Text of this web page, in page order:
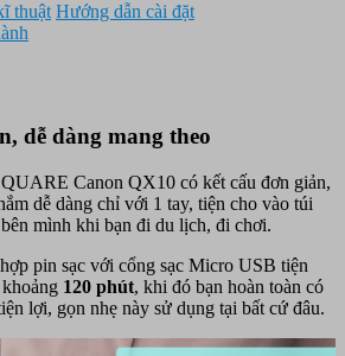
thuật Hướng dẫn cài đặt
dễ dàng mang theo
Canon QX10 có kết cấu đơn giản,
dễ dàng chỉ với 1 tay, tiện cho vào túi
mình khi bạn đi du lịch, đi chơi.
pin sạc với cổng sạc Micro USB tiện
120 phút, khi đó bạn hoàn toàn có
lợi, gọn nhẹ này sử dụng tại bất cứ đâu.